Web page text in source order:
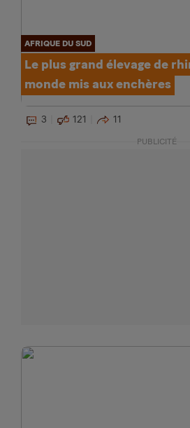
AFRIQUE DU SUD
Le plus grand élevage de
monde mis aux enchères
3 121 11
PUBLICITÉ